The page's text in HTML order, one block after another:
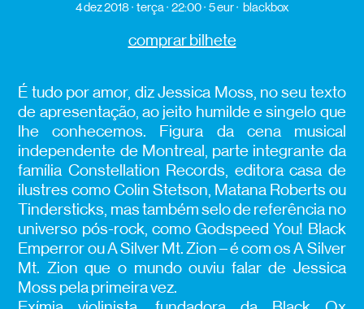
4 dez 2018 terça 22:00 5 eur blackbox
comprar bilhete
É tudo por amor, diz Jessica Moss, no seu texto
de apresentação, ao jeito humilde e singelo que
lhe conhecemos. Figura da cena musical
independente de Montreal, parte integrante da
família Constellation Records, editora casa de
ilustres como Colin Stetson, Matana Roberts ou
Tindersticks, mas também selo de referência no
universo pós-rock, como Godspeed You! Black
Emperror ou A Silver Mt. Zion – é com os A Silver
Mt. Zion que o mundo ouviu falar de Jessica
Moss pela primeira vez.